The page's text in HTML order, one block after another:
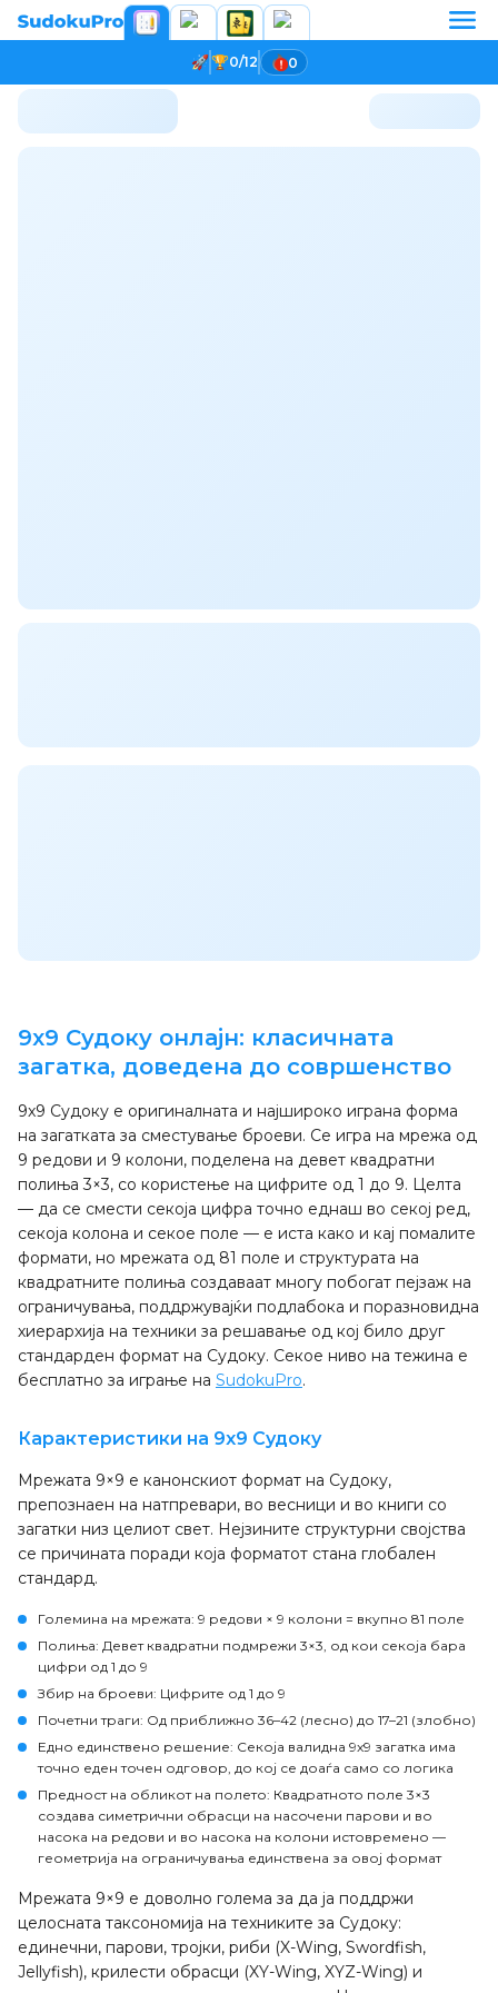
0/12 0
9x9 Судоку онлајн: класичната
загатка, доведена до совршенство
9x9 Судоку е оригиналната и најшироко играна форма
на загатката за сместување броеви. Се игра на мрежа од
9 редови и 9 колони, поделена на девет квадратни
полиња 3×3, со користење на цифрите од 1 до 9. Целта
— да се смести секоја цифра точно еднаш во секој ред,
секоја колона и секое поле — е иста како и кај помалите
формати, но мрежата од 81 поле и структурата на
квадратните полиња создаваат многу побогат пејзаж на
ограничувања, поддржувајќи подлабока и поразновидна
хиерархија на техники за решавање од кој било друг
стандарден формат на Судоку. Секое ниво на тежина е
бесплатно за играње на SudokuPro.
Карактеристики на 9x9 Судоку
Мрежата 9×9 е канонскиот формат на Судоку,
препознаен на натпревари, во весници и во книги со
загатки низ целиот свет. Нејзините структурни својства
се причината поради која форматот стана глобален
стандард.
Големина на мрежата: 9 редови × 9 колони = вкупно 81 поле
Полиња: Девет квадратни подмрежи 3×3, од кои секоја бара
цифри од 1 до 9
Збир на броеви: Цифрите од 1 до 9
Почетни траги: Од приближно 36–42 (лесно) до 17–21 (злобно)
Едно единствено решение: Секоја валидна 9x9 загатка има
точно еден точен одговор, до кој се доаѓа само со логика
Предност на обликот на полето: Квадратното поле 3×3
создава симетрични обрасци на насочени парови и во
насока на редови и во насока на колони истовремено —
геометрија на ограничувања единствена за овој формат
Мрежата 9×9 е доволно голема за да ја поддржи
целосната таксономија на техниките за Судоку:
единечни, парови, тројки, риби (X-Wing, Swordfish,
Jellyfish), крилести обрасци (XY-Wing, XYZ-Wing) и